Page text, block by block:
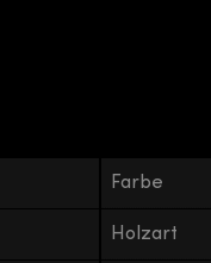
Farbe
Holzart